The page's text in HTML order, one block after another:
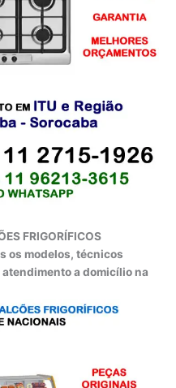
FRIGORÍFICOS
os modelos, técnicos
a domicílio na